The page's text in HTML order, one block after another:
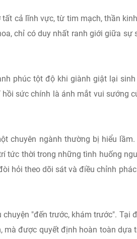
cả lĩnh vực, từ tim mạch, thần
chỉ có duy nhất ranh giới giữa sự
phúc tột độ khi giành giật lại
sức chính là ánh mắt vui sướng
chuyên ngành thường bị hiểu
tức thời trong những tình huống
hỏi theo dõi sát và điều chỉnh
"đến trước, khám trước". Tại
mà được quyết định hoàn toàn dựa